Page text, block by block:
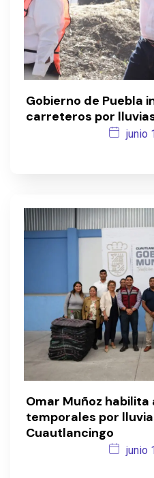
Gobierno de Puebla
carreteros por
junio
Omar Muñoz habilita
temporales por
Cuautlancingo
junio